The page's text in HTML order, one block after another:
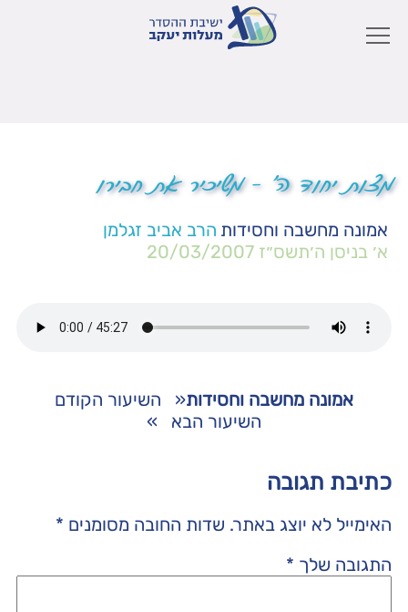
מצות יחוד ה' – משיכיר את חבירו
אמונה מחשבה וחסידות הרב אביב זגלמן
א׳ בניסן ה׳תשס״ז 20/03/2007
אמונה מחשבה וחסידות« השיעור הקודם
השיעור הבא »
כתיבת תגובה
האימייל לא יוצג באתר. שדות החובה מסומנים *
התגובה שלך *